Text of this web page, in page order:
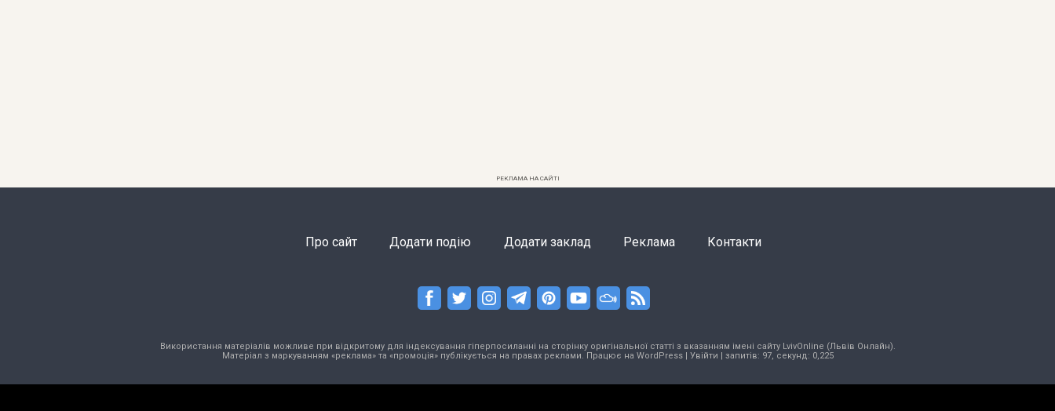
РЕКЛАМА НА САЙТІ
Про сайт Додати подію Додати заклад Реклама Контакти
Використання матеріалів можливе при відкритому для індексування гіперпосиланні на сторінку оригінальної статті з вказанням імені сайту LvivOnline (Львів Онлайн).
Матеріал з маркуванням «реклама» та «промоція» публікується на правах реклами. Працює на WordPress| Увійти | запитів: 97, секунд: 0,225